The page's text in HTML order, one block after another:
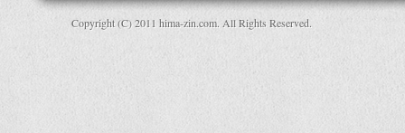
Copyright (C) 2011 hima-zin.com. All Rights Reserved.